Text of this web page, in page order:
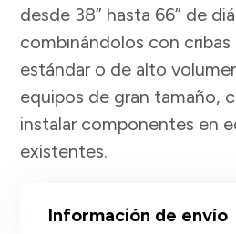
desde 38” hasta 66” de
combinándolos con
estándar o de alto
equipos de gran tamaño,
instalar componentes en
existentes.
Información de envío